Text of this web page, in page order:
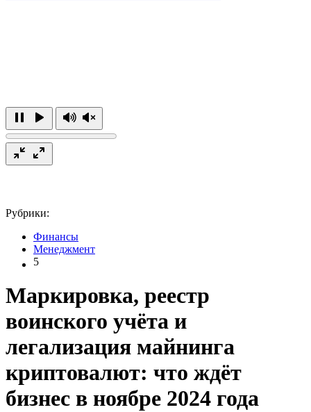
Рубрики:
Финансы
Менеджмент
5
Маркировка, реестр
воинского учёта и
легализация майнинга
криптовалют: что ждёт
бизнес в ноябре 2024 года